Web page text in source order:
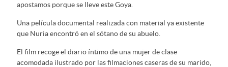
apostamos porque se lleve este Goya.
Una película documental realizada con material ya existente
que Nuria encontró en el sótano de su abuelo.
El film recoge el diario íntimo de una mujer de clase
acomodada ilustrado por las filmaciones caseras de su marido,